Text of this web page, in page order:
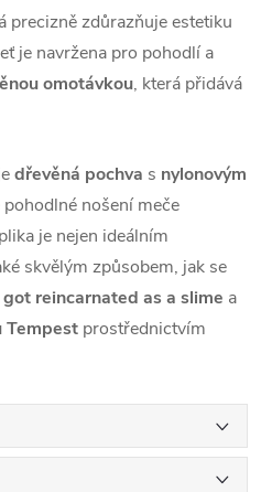
precizně zdůrazňuje estetiku
je navržena pro pohodlí a
omotávkou, která přidává
dřevěná pochva s nylonovým
nošení meče
je nejen ideálním
skvělým způsobem, jak se
reincarnated as a slime a
Tempest prostřednictvím